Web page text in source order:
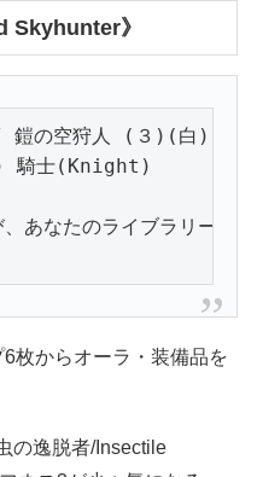
Skyhunter》
の空狩人 (３)(白)
騎士(Knight)
あなたのライブラリー
枚からオーラ・装備品を
の逸脱者/Insectile